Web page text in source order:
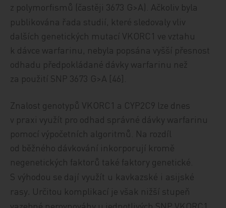
z polymorfismů (častěji 3673 G>A). Ačkoliv byla
publikována řada studií, které sledovaly vliv
dalších genetických mutací VKORC1 ve vztahu
k dávce warfarinu, nebyla popsána vyšší přesnost
odhadu předpokládané dávky warfarinu než
za použití SNP 3673 G>A [46].
Znalost genotypů VKORC1 a CYP2C9 lze dnes
v praxi využít pro odhad správné dávky warfarinu
pomocí výpočetních algoritmů. Na rozdíl
od běžného dávkování inkorporují kromě
negenetických faktorů také faktory genetické.
S výhodou se dají využít u kavkazské i asijské
rasy. Určitou komplikací je však nižší stupeň
vazebné nerovnováhy u jednotlivých SNP VKORC1